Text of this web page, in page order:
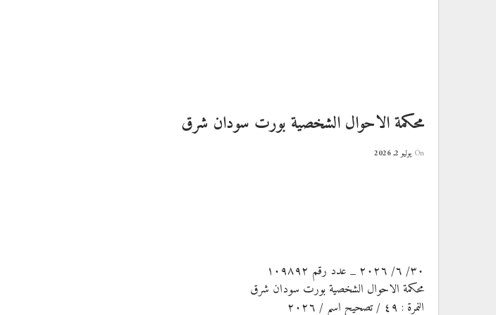
محكمة الاحوال الشخصية بورت سودان شرق
On يوليو 2, 2026
٣٠/ ٦/ ٢٠٢٦ _ عدد رقم ١٠٩٨٩٢
محكمة الاحوال الشخصية بورت سودان شرق
النمرة : ٤٩ / تصحيح اسم / ٢٠٢٦